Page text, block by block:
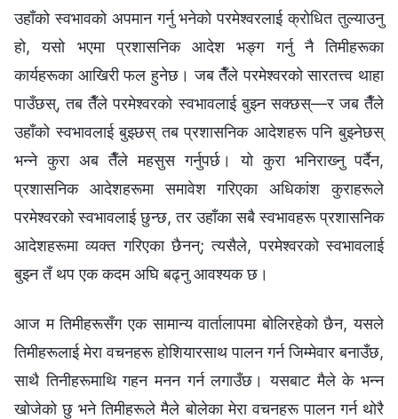
उहाँको स्वभावको अपमान गर्नु भनेको परमेश्‍वरलाई क्रोधित तुल्याउनु
हो, यसो भएमा प्रशासनिक आदेश भङ्ग गर्नु नै तिमीहरूका
कार्यहरूका आखिरी फल हुनेछ। जब तैँले परमेश्‍वरको सारतत्त्व थाहा
पाउँछस्, तब तैँले परमेश्‍वरको स्वभावलाई बुझ्‍न सक्छस्—र जब तैँले
उहाँको स्वभावलाई बुझ्छस् तब प्रशासनिक आदेशहरू पनि बुझ्नेछस्
भन्‍ने कुरा अब तैँले महसुस गर्नुपर्छ। यो कुरा भनिराख्‍नु पर्दैन,
प्रशासनिक आदेशहरूमा समावेश गरिएका अधिकांश कुराहरूले
परमेश्‍वरको स्वभावलाई छुन्छ, तर उहाँका सबै स्वभावहरू प्रशासनिक
आदेशहरूमा व्यक्त गरिएका छैनन्; त्यसैले, परमेश्‍वरको स्वभावलाई
बुझ्‍न तँ थप एक कदम अघि बढ्नु आवश्‍यक छ।
आज म तिमीहरूसँग एक सामान्य वार्तालापमा बोलिरहेको छैन, यसले
तिमीहरूलाई मेरा वचनहरू होशियारसाथ पालन गर्न जिम्मेवार बनाउँछ,
साथै तिनीहरूमाथि गहन मनन गर्न लगाउँछ। यसबाट मैले के भन्‍न
खोजेको छु भने तिमीहरूले मैले बोलेका मेरा वचनहरू पालन गर्न थोरै